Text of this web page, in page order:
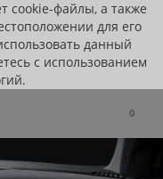
cookie-файлы, а также
для его
данный
с использованием
0